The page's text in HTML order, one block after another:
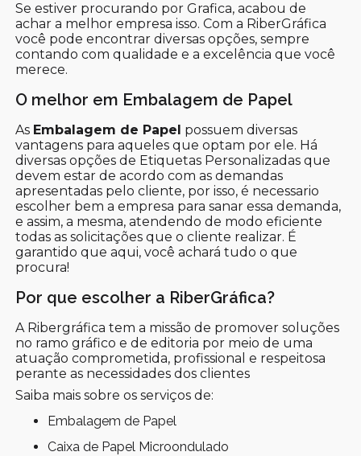
Se estiver procurando por Grafica, acabou de
achar a melhor empresa isso. Com a RiberGráfica
você pode encontrar diversas opções, sempre
contando com qualidade e a excelência que você
merece.
O melhor em Embalagem de Papel
As Embalagem de Papel possuem diversas
vantagens para aqueles que optam por ele. Há
diversas opções de Etiquetas Personalizadas que
devem estar de acordo com as demandas
apresentadas pelo cliente, por isso, é necessario
escolher bem a empresa para sanar essa demanda,
e assim, a mesma, atendendo de modo eficiente
todas as solicitações que o cliente realizar. É
garantido que aqui, você achará tudo o que
procura!
Por que escolher a RiberGráfica?
A Ribergráfica tem a missão de promover soluções
no ramo gráfico e de editoria por meio de uma
atuação comprometida, profissional e respeitosa
perante as necessidades dos clientes
Saiba mais sobre os serviços de:
Embalagem de Papel
Caixa de Papel Microondulado